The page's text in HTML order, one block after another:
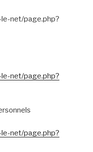
net/page.php?
net/page.php?
net/page.php?